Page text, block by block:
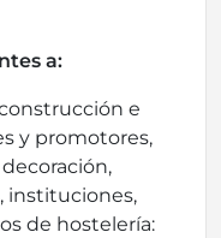
a:
e
y promotores,
instituciones,
de hostelería: